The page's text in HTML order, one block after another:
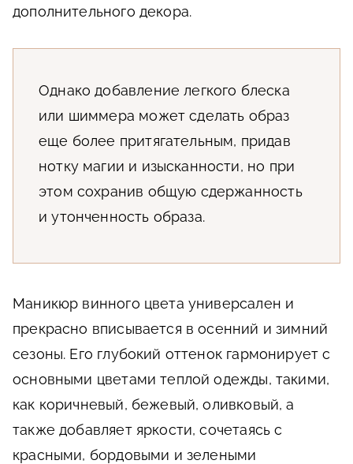
дополнительного декора.
Однако добавление легкого блеска
или шиммера может сделать образ
еще более притягательным, придав
нотку магии и изысканности, но при
этом сохранив общую сдержанность
и утонченность образа.
Маникюр винного цвета универсален и
прекрасно вписывается в осенний и зимний
сезоны. Его глубокий оттенок гармонирует с
основными цветами теплой одежды, такими,
как коричневый, бежевый, оливковый, а
также добавляет яркости, сочетаясь с
красными, бордовыми и зелеными